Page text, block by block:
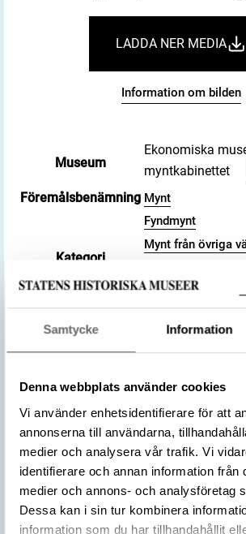
Samtycke Information
Denna webbplats använder cookies
Vi använder enhetsidentifierare för att
annonserna till användarna,
medier och analysera vår trafik. Vi
identifierare och annan information från
medier och annons- och analysföretag
Dessa kan i sin tur kombinera
information som du har tillhandahållit
Museum
Ekonomiska
myntkabinettet
Föremålsbenämning Mynt
Kategori
Fyndmynt
Mynt från övriga
Arkeologisk
Material
Silver
Datering
916 – 917
Tidsperiod
Vikingatid
Tillverkningsplats
Kalifatet
Samanidiska riket
Samarqand
Tillverkare Nasr ibn Ahmad
LADDA NER MEDIA
Information om bilden